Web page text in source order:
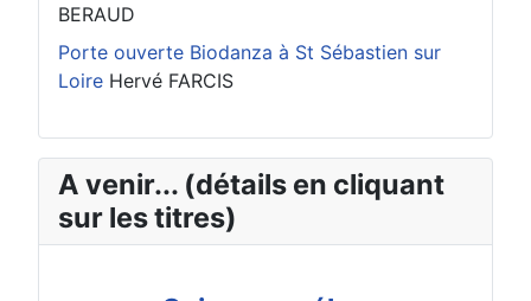
BERAUD
Porte ouverte Biodanza à St Sébastien sur
Loire Hervé FARCIS
A venir... (détails en cliquant
sur les titres)